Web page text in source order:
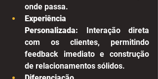
onde passa.
Experiência
Personalizada: Interação direta
com os clientes, permitindo
feedback imediato e construção
de relacionamentos sólidos.